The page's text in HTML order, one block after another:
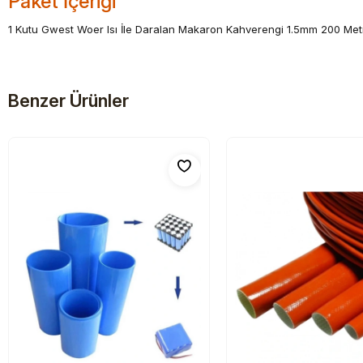
1 Kutu Gwest Woer Isı İle Daralan Makaron Kahverengi 1.5mm 200
Benzer Ürünler